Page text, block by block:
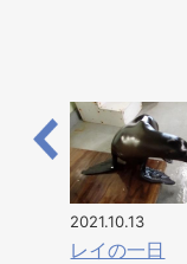
2021.10.13
レイの一日